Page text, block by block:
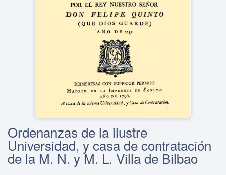
Ordenanzas de la ilustre
Universidad, y casa de contratación
de la M. N. y M. L. Villa de Bilbao